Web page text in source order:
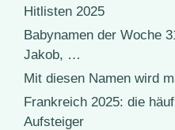
Hitlisten 2025
Babynamen der Woche
Jakob, …
Mit diesen Namen wird
Frankreich 2025: die
Aufsteiger